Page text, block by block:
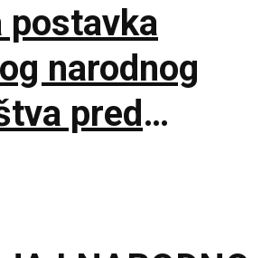
postavka
narodnog
pred